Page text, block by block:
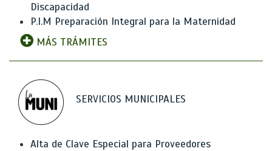
Discapacidad
P.I.M Preparación Integral para la Maternidad
MÁS TRÁMITES
SERVICIOS MUNICIPALES
Alta de Clave Especial para Proveedores